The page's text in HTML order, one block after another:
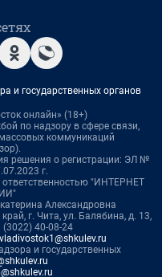
и государственных органов
онлайн» (18+)
по надзору в сфере связи,
коммуникаций
решения о регистрации: ЭЛ №
г.
ответственностью "ИНТЕРНЕТ
Александровна
г. Чита, ул. Балябина, д. 13,
(3022) 40-08-24
vladivostok1@shkulev.ru
и государственных